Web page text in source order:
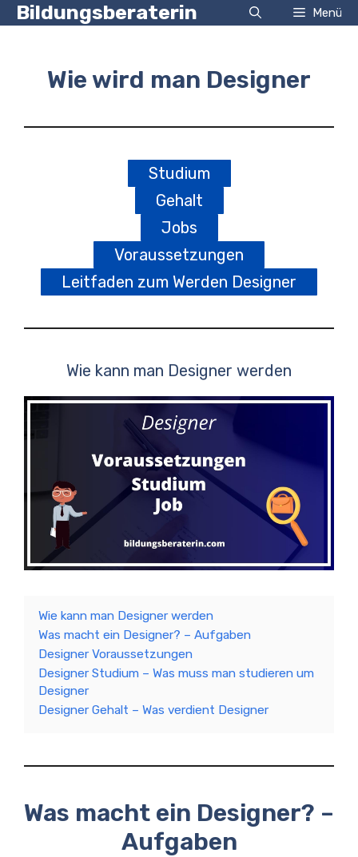
Zum
Inhalt
Bildungsberaterin Menü
Wie wird man Designer
Studium
Gehalt
Jobs
Voraussetzungen
Leitfaden zum Werden Designer
Wie kann man Designer werden
Wie kann man Designer werden
Was macht ein Designer? – Aufgaben
Designer Voraussetzungen
Designer Studium – Was muss man studieren um
Designer
Designer Gehalt – Was verdient Designer
Was macht ein Designer? –
Aufgaben